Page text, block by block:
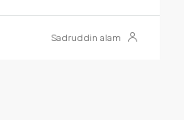
Sadruddin alam